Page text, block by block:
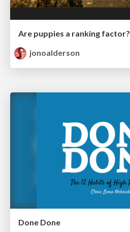
Are puppies a ranking factor?
jonoalderson
Done Done